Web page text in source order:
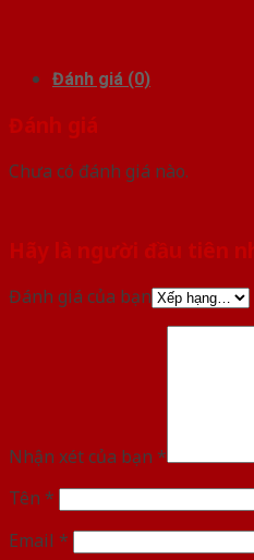
Đánh giá (0)
Đánh giá
Chưa có đánh giá nào.
Hãy là người đầu tiên
Đánh giá của bạn
Nhận xét của bạn *
Tên *
Email *